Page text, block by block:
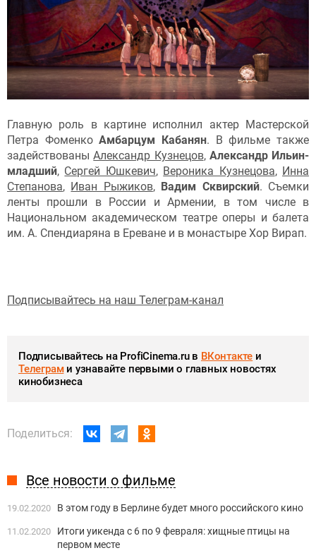
Главную роль в картине исполнил актер Мастерской
Петра ФоменкоАмбарцум Кабанян. В фильме также
задействованыАлександр Кузнецов, Александр Ильин-
младший, Сергей Юшкевич, Вероника Кузнецова, Инна
Степанова, Иван Рыжиков, Вадим Сквирский. Съемки
ленты прошли в России и Армении, в том числе в
Национальном академическом театре оперы и балета
им. А. Спендиаряна в Ереване и в монастыре Хор Вирап.
Подписывайтесь на наш Телеграм-канал
Подписывайтесь на ProfiCinema.ru в ВКонтакте и
Телеграми узнавайте первыми о главных новостях
кинобизнеса
Поделиться:
Все новости о фильме
19.02.2020 В этом году в Берлине будет много российского кино
11.02.2020
Итоги уикенда с 6 по 9 февраля: хищные птицы на
первом месте